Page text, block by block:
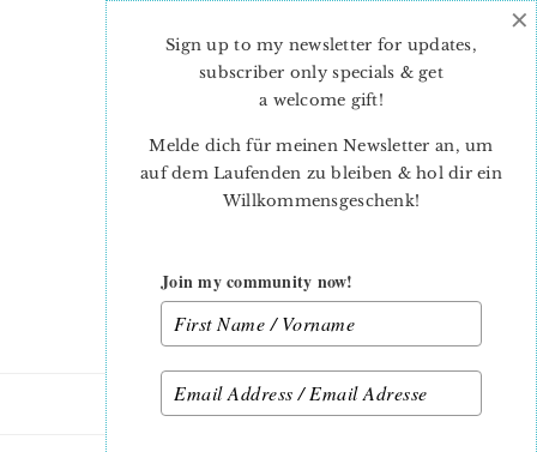
Sign up to my newsletter for updates,
subscriber only specials & get
a welcome gift!
Melde dich für meinen Newsletter an, um
auf dem Laufenden zu bleiben & hol dir ein
Willkommensgeschenk!
Join my community now!
×